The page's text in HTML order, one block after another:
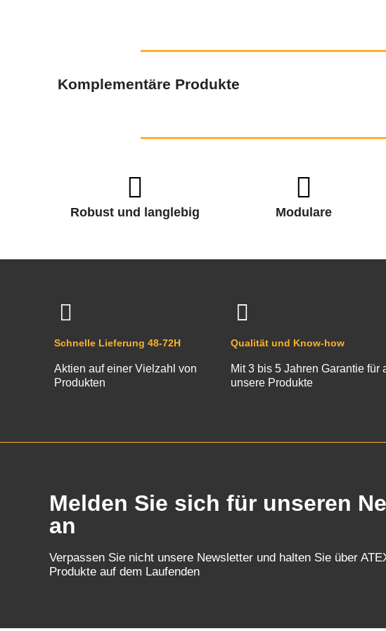
Komplementäre Produkte
Robust und langlebig Modulare
Schnelle Lieferung 48-72H
Aktien auf einer Vielzahl von
Produkten
Qualität und Know-how
Mit 3 bis 5 Jahren Garantie für
unsere Produkte
Melden Sie sich für unseren
an
Verpassen Sie nicht unsere Newsletter und halten Sie über
Produkte auf dem Laufenden